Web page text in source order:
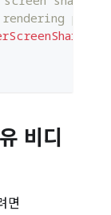
비디
면